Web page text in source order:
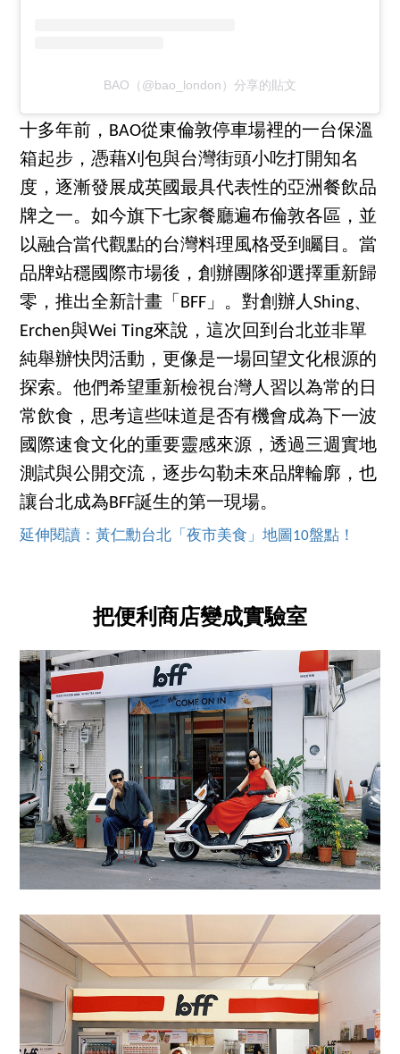
BAO（@bao_london）分享的貼文
十多年前，BAO從東倫敦停車場裡的一台保溫
箱起步，憑藉刈包與台灣街頭小吃打開知名
度，逐漸發展成英國最具代表性的亞洲餐飲品
牌之一。如今旗下七家餐廳遍布倫敦各區，並
以融合當代觀點的台灣料理風格受到矚目。當
品牌站穩國際市場後，創辦團隊卻選擇重新歸
零，推出全新計畫「BFF」。對創辦人Shing、
Erchen與Wei Ting來說，這次回到台北並非單
純舉辦快閃活動，更像是一場回望文化根源的
探索。他們希望重新檢視台灣人習以為常的日
常飲食，思考這些味道是否有機會成為下一波
國際速食文化的重要靈感來源，透過三週實地
測試與公開交流，逐步勾勒未來品牌輪廓，也
讓台北成為BFF誕生的第一現場。
延伸閱讀：黃仁勳台北「夜市美食」地圖10盤點！
把便利商店變成實驗室